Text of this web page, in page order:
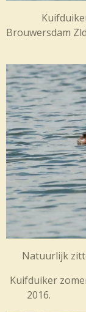
Brouwersdam
Natuurlijk
Kuifduiker